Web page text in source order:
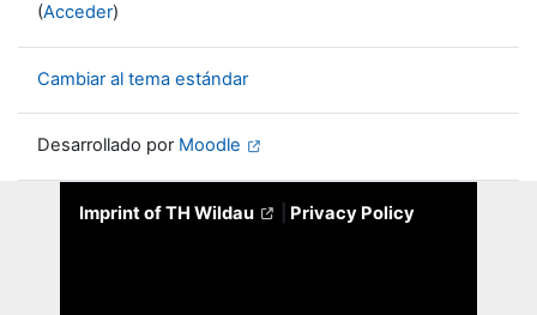
(Acceder)
Cambiar al tema estándar
Desarrollado por Moodle
Imprint of TH Wildau Privacy Policy